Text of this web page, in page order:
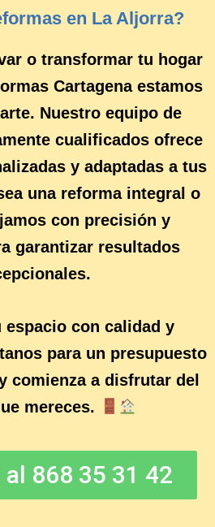
en La Aljorra?
o transformar tu hogar
Cartagena estamos
Nuestro equipo de
cualificados ofrece
y adaptadas a tus
una reforma integral o
con precisión y
garantizar resultados
espacio con calidad y
para un presupuesto
comienza a disfrutar del
mereces.
868 35 31 42